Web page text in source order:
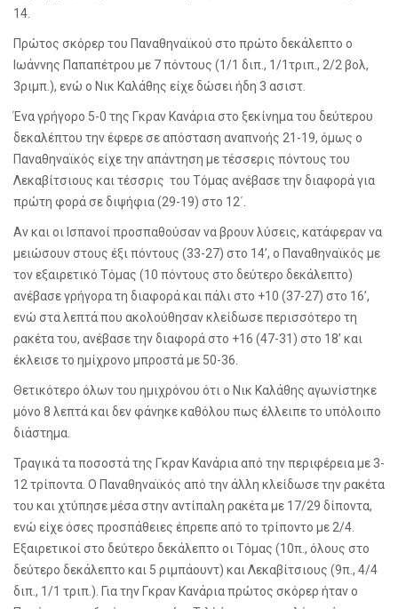
14.
Πρώτος σκόρερ του Παναθηναϊκού στο πρώτο δεκάλεπτο ο
Ιωάννης Παπαπέτρου με 7 πόντους (1/1 διπ., 1/1τριπ., 2/2 βολ,
3ριμπ.), ενώ ο Νικ Καλάθης είχε δώσει ήδη 3 ασιστ.
Ένα γρήγορο 5-0 της Γκραν Κανάρια στο ξεκίνημα του δεύτερου
δεκαλέπτου την έφερε σε απόσταση αναπνοής 21-19, όμως ο
Παναθηναϊκός είχε την απάντηση με τέσσερις πόντους του
Λεκαβίτσιους και τέσσρις του Τόμας ανέβασε την διαφορά για
πρώτη φορά σε διψήφια (29-19) στο 12΄.
Αν και οι Ισπανοί προσπαθούσαν να βρουν λύσεις, κατάφεραν να
μειώσουν στους έξι πόντους (33-27) στο 14’, ο Παναθηναϊκός με
τον εξαιρετικό Τόμας (10 πόντους στο δεύτερο δεκάλεπτο)
ανέβασε γρήγορα τη διαφορά και πάλι στο +10 (37-27) στο 16’,
ενώ στα λεπτά που ακολούθησαν κλείδωσε περισσότερο τη
ρακέτα του, ανέβασε την διαφορά στο +16 (47-31) στο 18’ και
έκλεισε το ημίχρονο μπροστά με 50-36.
Θετικότερο όλων του ημιχρόνου ότι ο Νικ Καλάθης αγωνίστηκε
μόνο 8 λεπτά και δεν φάνηκε καθόλου πως έλλειπε το υπόλοιπο
διάστημα.
Τραγικά τα ποσοστά της Γκραν Κανάρια από την περιφέρεια με 3-
12 τρίποντα. Ο Παναθηναϊκός από την άλλη κλείδωσε την ρακέτα
του και χτύπησε μέσα στην αντίπαλη ρακέτα με 17/29 δίποντα,
ενώ είχε όσες προσπάθειες έπρεπε από το τρίποντο με 2/4.
Εξαιρετικοί στο δεύτερο δεκάλεπτο οι Τόμας (10π., όλους στο
δεύτερο δεκάλεπτο και 5 ριμπάουντ) και Λεκαβίτσιους (9π., 4/4
διπ., 1/1 τριπ.). Για την Γκραν Κανάρια πρώτος σκόρερ ήταν ο